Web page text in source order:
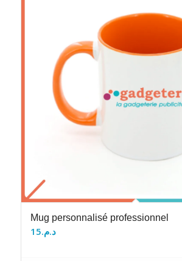
Mug personnalisé professionnel
د.م.15